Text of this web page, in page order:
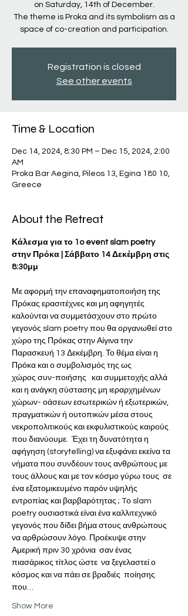
on Saturday, 14th of December.
The theme is Proka and its symbolism as a
space of co-creation and participation.
Registration is closed
See other events
Time & Location
Dec 14, 2024, 8:30 PM – Dec 15, 2024, 2:00
AM
Proka Bar Aegina, Pileos 13, Egina 180 10,
Greece
About the Retreat
Κάλεσμα για το 1o event slam poetry
στην Πρόκα | Σάββατο 14 Δεκέμβρη στις
8:30μμ
Με αφορμή την επαναφηματοποιήση της
Πρόκας ερασιτέχνες και μη αφηγητές
καλούνται να συμμετάσχουν στο πρώτο
γεγονός slam poetry που θα οργανωθεί στο
χώρο της Πρόκας στην Αίγινα την
Παρασκευή 13 Δεκέμβρη. Το θέμα είναι η
Πρόκα και ο συμβολισμός της ως
χώρος συν-ποιήσης   και συμμετοχής αλλά
και η ανάγκη σύστασης μη ιεραρχημένων
χώρων- οάσεων εσωτερικών ή εξωτερικών,
πραγματικών ή ουτοπικών μέσα στους
νεκροπολιτικούς και εκφυλιστικούς καιρούς
που διανύουμε.  Έχει τη δυνατότητα η
αφήγηση (storytelling) να εξυφάνει εκείνα τα
νήματα που συνδέουν τους ανθρώπους με
τους άλλους και με τον κόσμο γύρω τους  σε
ένα εξατομικευμένο παρόν υψηλής
εντροπίας και βαρβαρότητας ; Tο slam
poetry ουσιαστικά είναι ένα καλλιτεχνικό
γεγονός που δίδει βήμα στους ανθρώπους
να αρθρώσουν λόγο. Προέκυψε στην
Αμερική πριν 30 χρόνια  σαν ένας
πιασάρικος τίτλος ώστε  να ξεγελαστεί ο
κόσμος και να πάει σε βραδιές  ποίησης
που…
Show More